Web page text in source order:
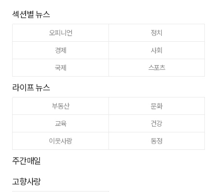
섹션별 뉴스
오피니언
정치
경제
사회
국제
스포츠
라이프 뉴스
부동산
문화
교육
건강
이웃사랑
동정
주간매일
고향사랑